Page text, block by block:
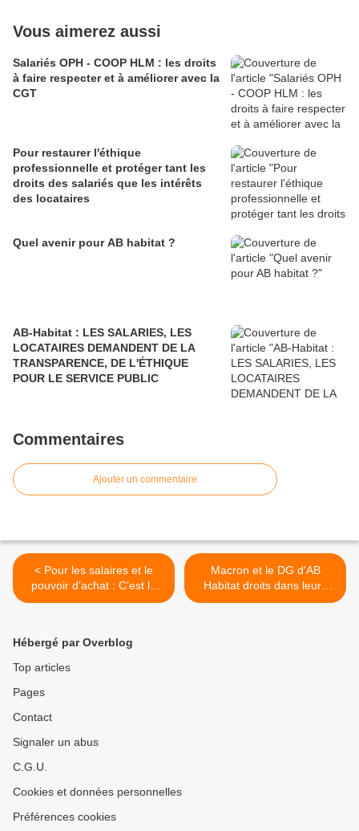
Vous aimerez aussi
Salariés OPH - COOP HLM : les droits
à faire respecter et à améliorer avec la
CGT
Pour restaurer l'éthique
professionnelle et protéger tant les
droits des salariés que les intérêts
des locataires
Quel avenir pour AB habitat ?
AB-Habitat : LES SALARIES, LES
LOCATAIRES DEMANDENT DE LA
TRANSPARENCE, DE L'ÉTHIQUE
POUR LE SERVICE PUBLIC
Commentaires
Ajouter un commentaire
< Pour les salaires et le
pouvoir d’achat : C’est le
moment, c’est maintenant !
Macron et le DG d'AB
Habitat droits dans leurs
bottes >
Hébergé par Overblog
Top articles
Pages
Contact
Signaler un abus
C.G.U.
Cookies et données personnelles
Préférences cookies